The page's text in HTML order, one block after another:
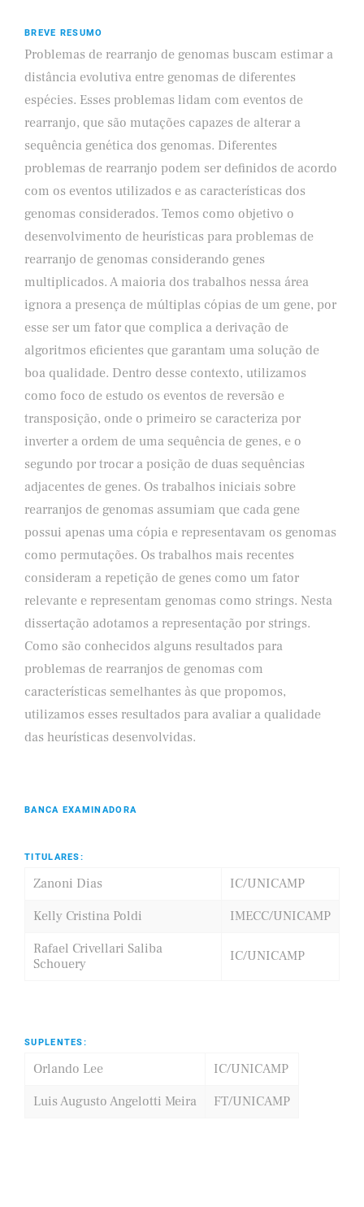
BREVE RESUMO
Problemas de rearranjo de genomas buscam estimar a
distância evolutiva entre genomas de diferentes
espécies. Esses problemas lidam com eventos de
rearranjo, que são mutações capazes de alterar a
sequência genética dos genomas. Diferentes
problemas de rearranjo podem ser definidos de acordo
com os eventos utilizados e as características dos
genomas considerados. Temos como objetivo o
desenvolvimento de heurísticas para problemas de
rearranjo de genomas considerando genes
multiplicados. A maioria dos trabalhos nessa área
ignora a presença de múltiplas cópias de um gene, por
esse ser um fator que complica a derivação de
algoritmos eficientes que garantam uma solução de
boa qualidade. Dentro desse contexto, utilizamos
como foco de estudo os eventos de reversão e
transposição, onde o primeiro se caracteriza por
inverter a ordem de uma sequência de genes, e o
segundo por trocar a posição de duas sequências
adjacentes de genes. Os trabalhos iniciais sobre
rearranjos de genomas assumiam que cada gene
possui apenas uma cópia e representavam os genomas
como permutações. Os trabalhos mais recentes
consideram a repetição de genes como um fator
relevante e representam genomas como strings. Nesta
dissertação adotamos a representação por strings.
Como são conhecidos alguns resultados para
problemas de rearranjos de genomas com
características semelhantes às que propomos,
utilizamos esses resultados para avaliar a qualidade
das heurísticas desenvolvidas.
BANCA EXAMINADORA
TITULARES:
Zanoni Dias
IC/UNICAMP
Kelly Cristina Poldi
IMECC/UNICAMP
Rafael Crivellari Saliba
Schouery
IC/UNICAMP
SUPLENTES:
Orlando Lee
IC/UNICAMP
Luis Augusto Angelotti Meira
FT/UNICAMP